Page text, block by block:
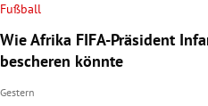
Fußball
Wie Afrika FIFA-Präsident
bescheren könnte
Gestern